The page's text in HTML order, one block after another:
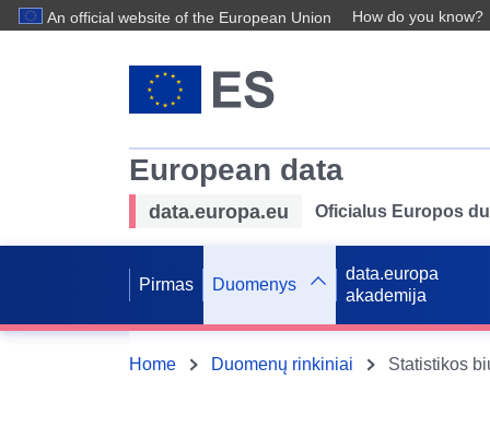
An official website of the European Union How do you know?
European data
data.europa.eu Oficialus Europos
Pirmas Duomenys
data.europa
akademija
Home Duomenų rinkiniai Statistikos